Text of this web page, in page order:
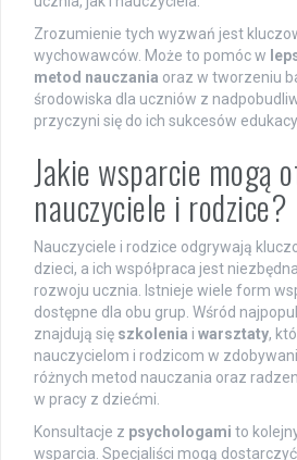
Zrozumienie tych wyzwań jest
wychowawców. Może to pomóc w
metod nauczania oraz w tworzeniu
środowiska dla uczniów z
przyczyni się do ich sukcesów
Jakie wsparcie mogą
nauczyciele i rodzice?
Nauczyciele i rodzice odgrywają
dzieci, a ich współpraca jest
rozwoju ucznia. Istnieje wiele form
dostępne dla obu grup. Wśród
znajdują się szkolenia i warsztaty,
nauczycielom i rodzicom w
różnych metod nauczania oraz
w pracy z dziećmi.
Konsultacje z psychologami to
wsparcia. Specjaliści mogą